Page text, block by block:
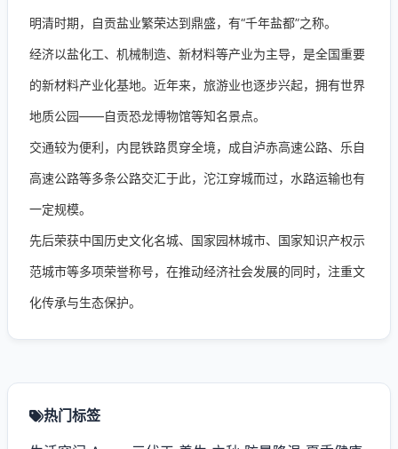
明清时期，自贡盐业繁荣达到鼎盛，有“千年盐都”之称。
经济以盐化工、机械制造、新材料等产业为主导，是全国重要
的新材料产业化基地。近年来，旅游业也逐步兴起，拥有世界
地质公园——自贡恐龙博物馆等知名景点。
交通较为便利，内昆铁路贯穿全境，成自泸赤高速公路、乐自
高速公路等多条公路交汇于此，沱江穿城而过，水路运输也有
一定规模。
先后荣获中国历史文化名城、国家园林城市、国家知识产权示
范城市等多项荣誉称号，在推动经济社会发展的同时，注重文
化传承与生态保护。
热门标签